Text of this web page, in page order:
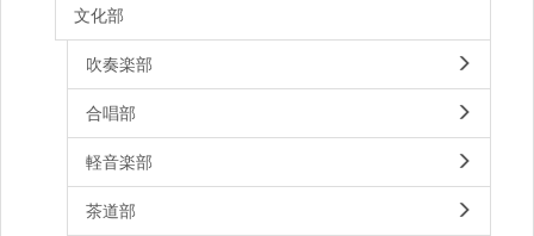
文化部
吹奏楽部
合唱部
軽音楽部
茶道部